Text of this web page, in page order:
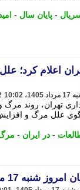
- پایان سال -
اعلام کرد؛
تهران، روند مرگ
علل مرگ و
- در ایران -
مرداد (خاموشی برق)